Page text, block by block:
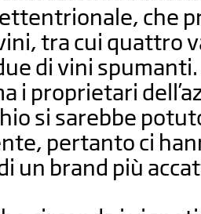
che
tra cui quattro
di vini
i proprietari
si sarebbe
pertanto ci
un brand più